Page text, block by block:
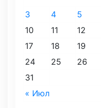
« Июл
3
4 5
10
11 12
17
18 19
24
25 26
31